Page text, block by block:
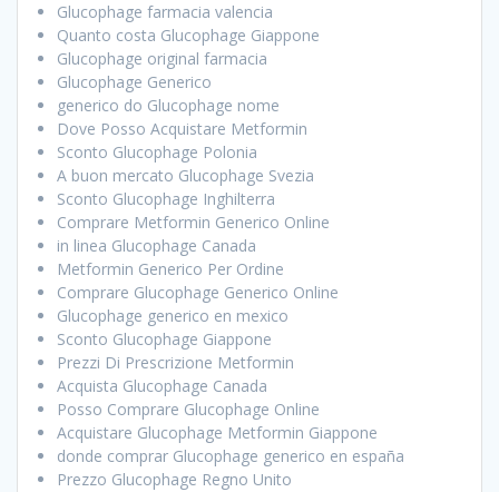
Glucophage farmacia valencia
Quanto costa Glucophage Giappone
Glucophage original farmacia
Glucophage Generico
generico do Glucophage nome
Dove Posso Acquistare Metformin
Sconto Glucophage Polonia
A buon mercato Glucophage Svezia
Sconto Glucophage Inghilterra
Comprare Metformin Generico Online
in linea Glucophage Canada
Metformin Generico Per Ordine
Comprare Glucophage Generico Online
Glucophage generico en mexico
Sconto Glucophage Giappone
Prezzi Di Prescrizione Metformin
Acquista Glucophage Canada
Posso Comprare Glucophage Online
Acquistare Glucophage Metformin Giappone
donde comprar Glucophage generico en españa
Prezzo Glucophage Regno Unito